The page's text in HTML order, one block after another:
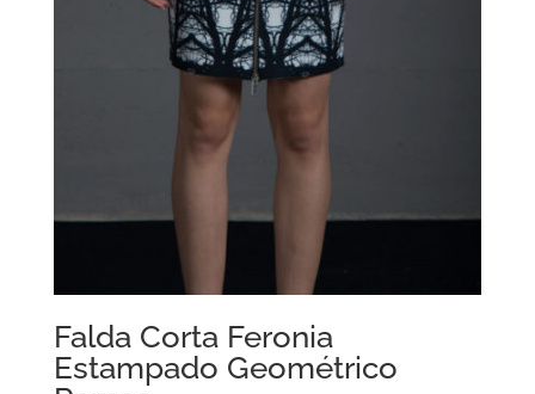
Falda Corta Feronia
Estampado Geométrico